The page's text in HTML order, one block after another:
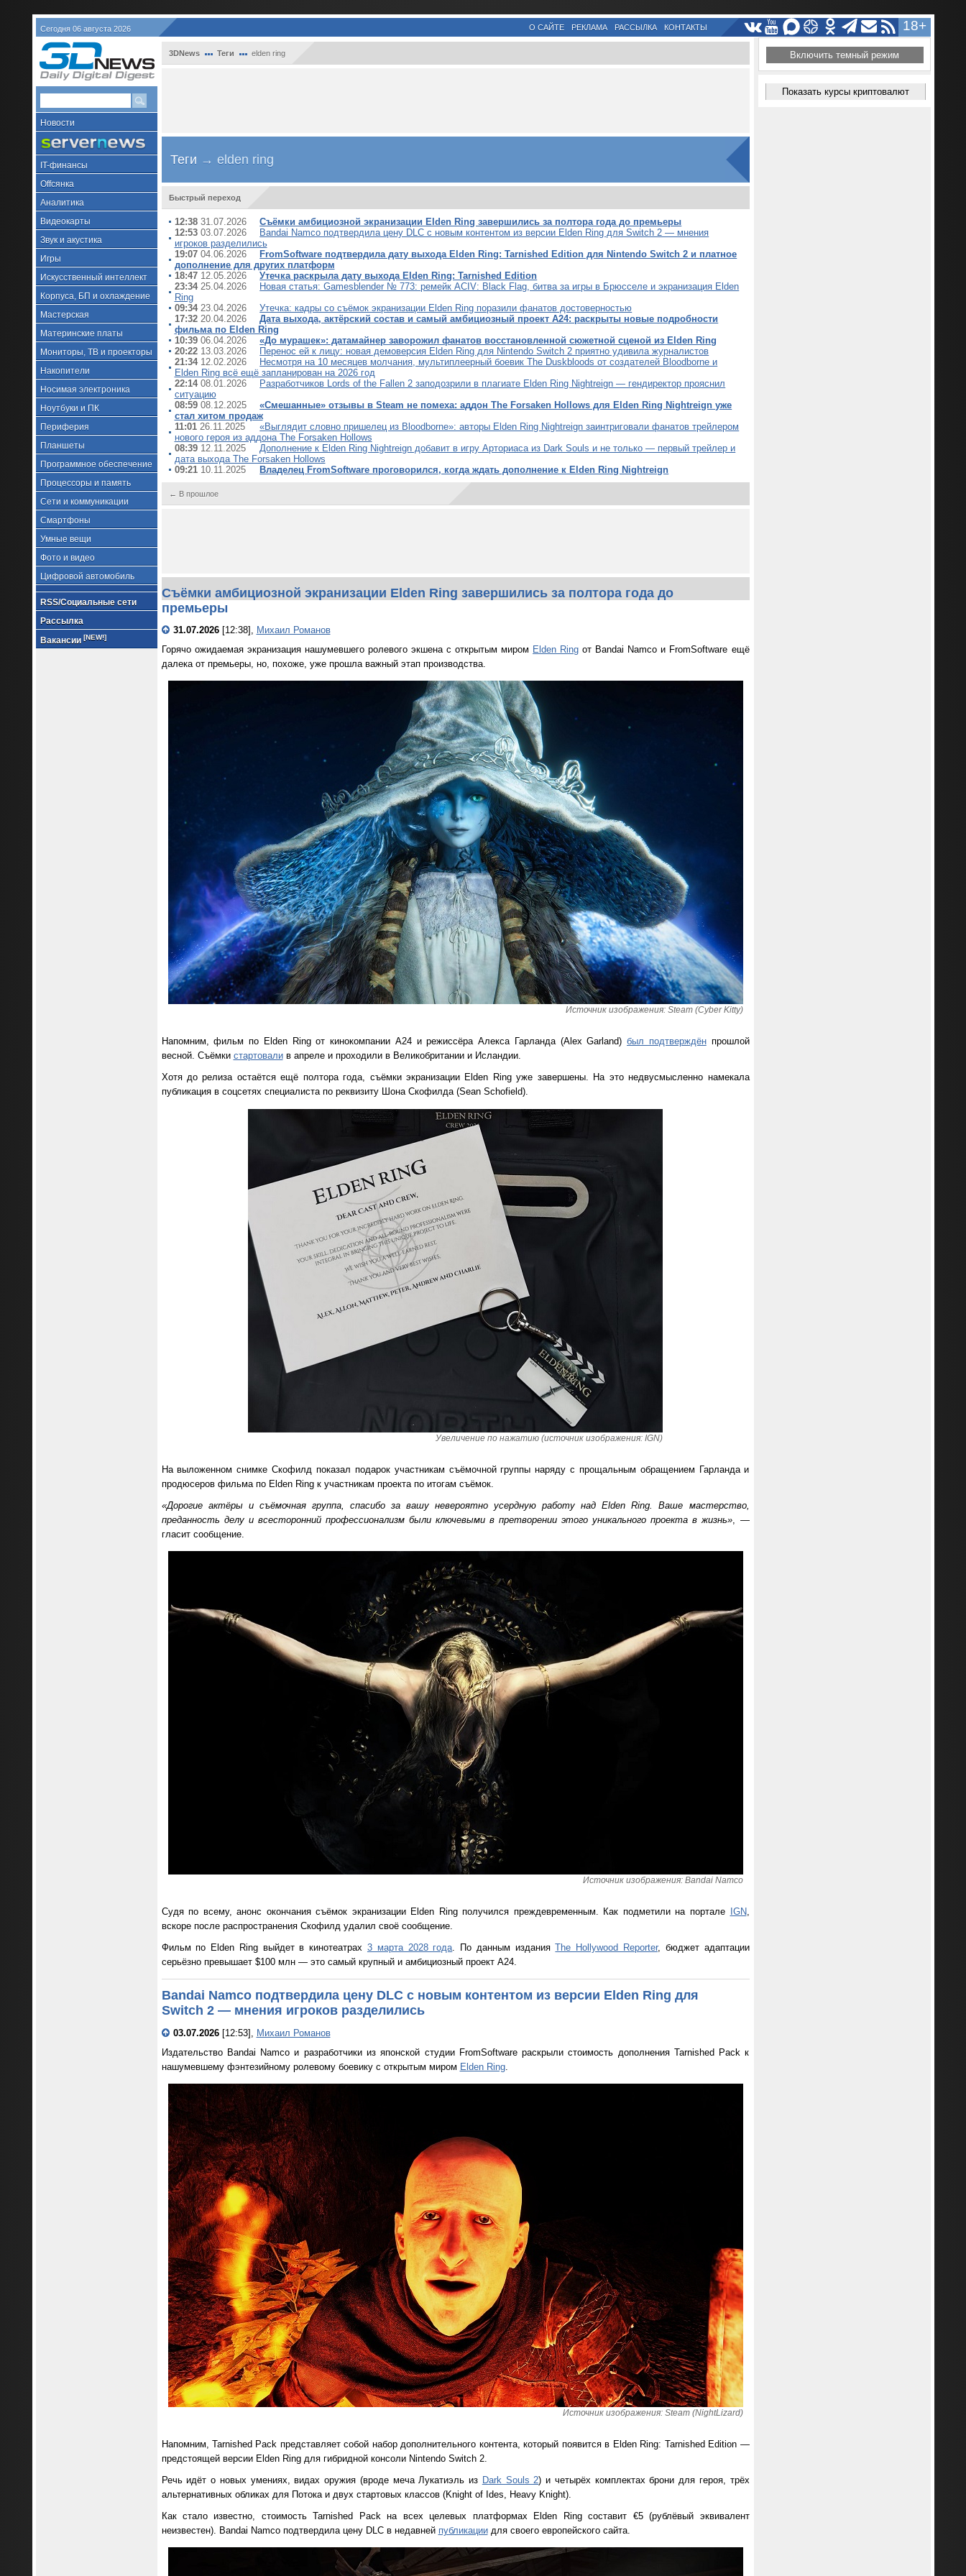
Сегодня 06 августа 2026 18+
О САЙТЕ РЕКЛАМА РАССЫЛКА КОНТАКТЫ
Новости
IT-финансы
Offсянка
Аналитика
Видеокарты
Звук и акустика
Игры
Искусственный интеллект
Корпуса, БП и охлаждение
Мастерская
Материнские платы
Мониторы, ТВ и проекторы
Накопители
Носимая электроника
Ноутбуки и ПК
Периферия
Планшеты
Программное обеспечение
Процессоры и память
Сети и коммуникации
Смартфоны
Умные вещи
Фото и видео
Цифровой автомобиль
RSS/Социальные сети
Рассылка
Вакансии [NEW!]
3DNews Теги elden ring
Теги → elden ring
Быстрый переход
12:3831.07.2026
Съёмки амбициозной экранизации Elden Ring завершились за полтора года до премьеры
12:5303.07.2026
Bandai Namco подтвердила цену DLC с новым контентом из версии Elden Ring для Switch 2 — мнения
игроков разделились
19:0704.06.2026
FromSoftware подтвердила дату выхода Elden Ring: Tarnished Edition для Nintendo Switch 2 и платное
дополнение для других платформ
18:4712.05.2026
Утечка раскрыла дату выхода Elden Ring: Tarnished Edition
23:3425.04.2026
Новая статья: Gamesblender № 773: ремейк ACIV: Black Flag, битва за игры в Брюсселе и экранизация Elden
Ring
09:3423.04.2026
Утечка: кадры со съёмок экранизации Elden Ring поразили фанатов достоверностью
17:3220.04.2026
Дата выхода, актёрский состав и самый амбициозный проект A24: раскрыты новые подробности
фильма по Elden Ring
10:3906.04.2026
«До мурашек»: датамайнер заворожил фанатов восстановленной сюжетной сценой из Elden Ring
20:2213.03.2026
Перенос ей к лицу: новая демоверсия Elden Ring для Nintendo Switch 2 приятно удивила журналистов
21:3412.02.2026
Несмотря на 10 месяцев молчания, мультиплеерный боевик The Duskbloods от создателей Bloodborne и
Elden Ring всё ещё запланирован на 2026 год
22:1408.01.2026
Разработчиков Lords of the Fallen 2 заподозрили в плагиате Elden Ring Nightreign — гендиректор прояснил
ситуацию
08:5908.12.2025
«Смешанные» отзывы в Steam не помеха: аддон The Forsaken Hollows для Elden Ring Nightreign уже
стал хитом продаж
11:0126.11.2025
«Выглядит словно пришелец из Bloodborne»: авторы Elden Ring Nightreign заинтриговали фанатов трейлером
нового героя из аддона The Forsaken Hollows
08:3912.11.2025
Дополнение к Elden Ring Nightreign добавит в игру Арториаса из Dark Souls и не только — первый трейлер и
дата выхода The Forsaken Hollows
09:2110.11.2025 Владелец FromSoftware проговорился, когда ждать дополнение к Elden Ring Nightreign
← В прошлое
Съёмки амбициозной экранизации Elden Ring завершились за полтора года до
премьеры
31.07.2026[12:38], Михаил Романов
Горячо ожидаемая экранизация нашумевшего ролевого экшена с открытым миром Elden Ring от Bandai Namco и FromSoftware ещё
далека от премьеры, но, похоже, уже прошла важный этап производства.
Источник изображения: Steam (Cyber Kitty)
Напомним, фильм по Elden Ring от кинокомпании A24 и режиссёра Алекса Гарланда (Alex Garland) был подтверждёнпрошлой
весной. Съёмки стартовалив апреле и проходили в Великобритании и Исландии.
Хотя до релиза остаётся ещё полтора года, съёмки экранизации Elden Ring уже завершены. На это недвусмысленно намекала
публикация в соцсетях специалиста по реквизиту Шона Скофилда (Sean Schofield).
Увеличение по нажатию (источник изображения: IGN)
На выложенном снимке Скофилд показал подарок участникам съёмочной группы наряду с прощальным обращением Гарланда и
продюсеров фильма по Elden Ring к участникам проекта по итогам съёмок.
«Дорогие актёры и съёмочная группа, спасибо за вашу невероятно усердную работу над Elden Ring. Ваше мастерство,
преданность делу и всесторонний профессионализм были ключевыми в претворении этого уникального проекта в жизнь» , —
гласит сообщение.
Источник изображения: Bandai Namco
Судя по всему, анонс окончания съёмок экранизации Elden Ring получился преждевременным. Как подметили на портале IGN,
вскоре после распространения Скофилд удалил своё сообщение.
Фильм по Elden Ring выйдет в кинотеатрах 3 марта 2028 года. По данным изданияThe Hollywood Reporter, бюджет адаптации
серьёзно превышает $100 млн — это самый крупный и амбициозный проект A24.
Bandai Namco подтвердила цену DLC с новым контентом из версии Elden Ring для
Switch 2 — мнения игроков разделились
03.07.2026[12:53], Михаил Романов
Издательство Bandai Namco и разработчики из японской студии FromSoftware раскрыли стоимость дополнения Tarnished Pack к
нашумевшему фэнтезийному ролевому боевику с открытым миром Elden Ring.
Источник изображения: Steam (NightLizard)
Напомним, Tarnished Pack представляет собой набор дополнительного контента, который появится в Elden Ring: Tarnished Edition —
предстоящей версии Elden Ring для гибридной консоли Nintendo Switch 2.
Речь идёт о новых умениях, видах оружия (вроде меча Лукатиэль из Dark Souls 2) и четырёх комплектах брони для героя, трёх
альтернативных обликах для Потока и двух стартовых классов (Knight of Ides, Heavy Knight).
Как стало известно, стоимость Tarnished Pack на всех целевых платформах Elden Ring составит €5 (рублёвый эквивалент
неизвестен). Bandai Namco подтвердила цену DLC в недавней публикациидля своего европейского сайта.
Включить темный режим
Показать курсы криптовалют